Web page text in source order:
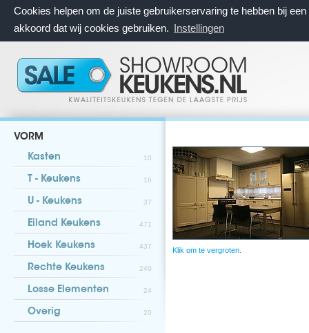
Cookies helpen om de juiste gebruikerservaring te hebben bij
akkoord dat wij cookies gebruiken. Instellingen
VORM
Kasten 10
T - Keukens 16
U - Keukens 37
Eiland Keukens 471
Hoek Keukens 437
Rechte Keukens 240
Losse Elementen 24
Overig 20
Klik om te vergroten.